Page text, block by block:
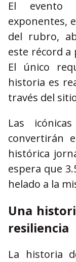
El evento
exponentes,
del rubro,
este récord a
El único
historia es
través del
Las
convertirán
histórica
espera que
helado a la
Una
resiliencia
La historia